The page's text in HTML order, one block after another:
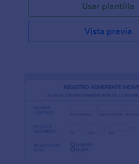
Usar plantilla
Vista previa